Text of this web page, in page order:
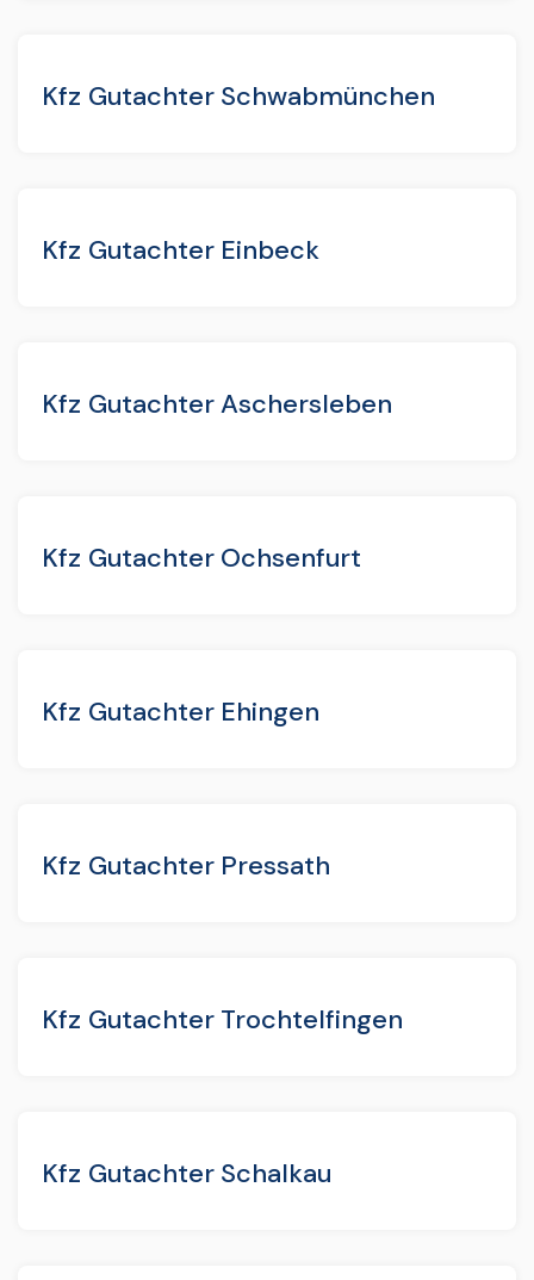
Kfz Gutachter Schwabmünchen
Kfz Gutachter Einbeck
Kfz Gutachter Aschersleben
Kfz Gutachter Ochsenfurt
Kfz Gutachter Ehingen
Kfz Gutachter Pressath
Kfz Gutachter Trochtelfingen
Kfz Gutachter Schalkau